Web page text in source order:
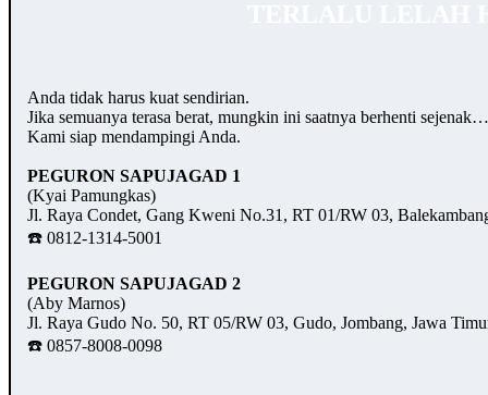
Anda tidak harus kuat sendirian.
Jika semuanya terasa berat, mungkin ini saatnya berhenti
Kami siap mendampingi Anda.
PEGURON SAPUJAGAD 1
(Kyai Pamungkas)
Jl. Raya Condet, Gang Kweni No.31, RT 01/RW 03,
☎️ 0812-1314-5001
PEGURON SAPUJAGAD 2
(Aby Marnos)
Jl. Raya Gudo No. 50, RT 05/RW 03, Gudo, Jombang, Jawa
☎️ 0857-8008-0098